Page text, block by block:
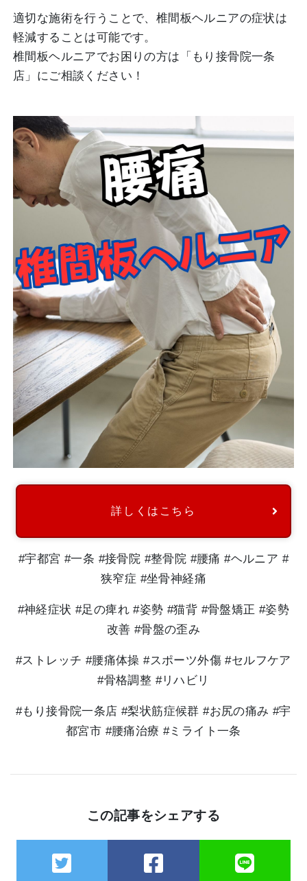
適切な施術を行うことで、椎間板ヘルニアの症状は
軽減することは可能です。
椎間板ヘルニアでお困りの方は「もり接骨院一条
店」にご相談ください！
詳しくはこちら
#宇都宮 #一条 #接骨院 #整骨院 #腰痛 #ヘルニア #
狭窄症 #坐骨神経痛
#神経症状 #足の痺れ #姿勢 #猫背 #骨盤矯正 #姿勢
改善 #骨盤の歪み
#ストレッチ #腰痛体操 #スポーツ外傷 #セルフケア
#骨格調整 #リハビリ
#もり接骨院一条店 #梨状筋症候群 #お尻の痛み #宇
都宮市 #腰痛治療 #ミライト一条
この記事をシェアする